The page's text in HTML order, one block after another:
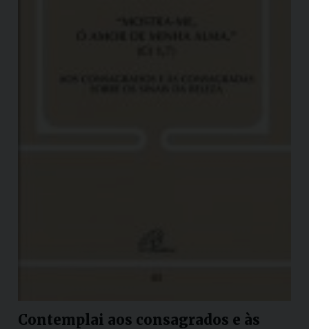
Contemplai aos consagrados e às